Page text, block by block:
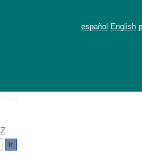
español English
Z